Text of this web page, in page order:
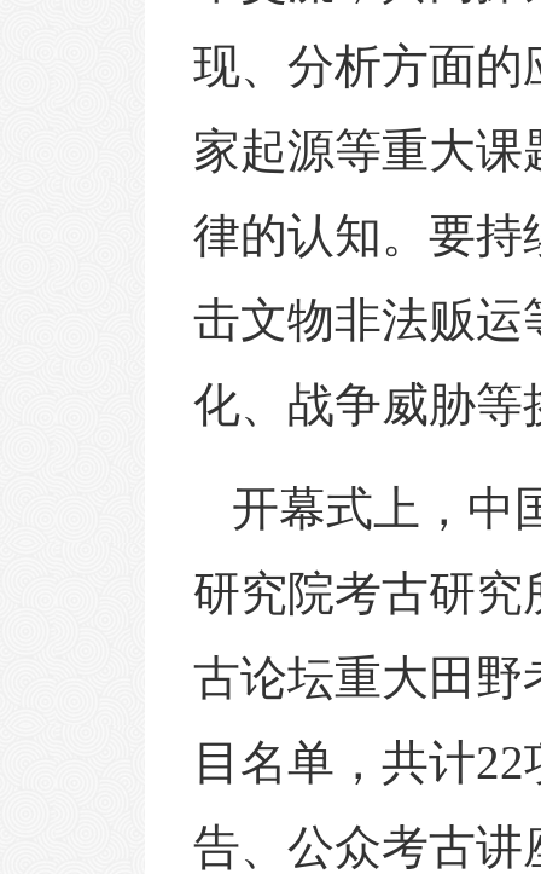
现、分析方面的
家起源等重大
律的认知。要持
击文物非法贩运
化、战争威胁等
开幕式上，中
研究院考古研究
古论坛重大田野
目名单，共计22
告、公众考古讲